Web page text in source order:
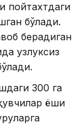
пойтахтдаги
бўлади.
берадиган
узлуксиз
300 га
ёши